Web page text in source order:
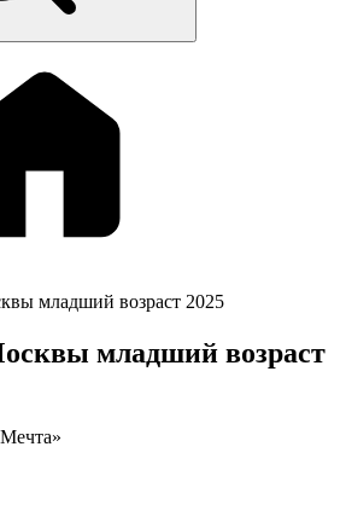
младший возраст 2025
младший возраст